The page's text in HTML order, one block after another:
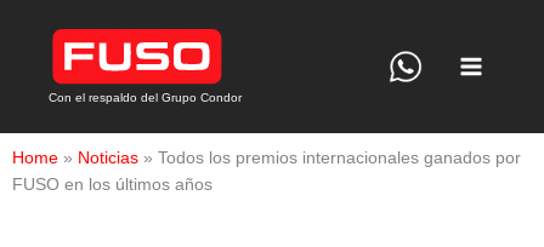
contenido
Con el respaldo del Grupo Condor
Home » Noticias » Todos los premios internacionales ganados por
FUSO en los últimos años